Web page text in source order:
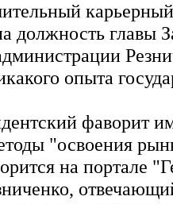
должность главы
опыта
фаворит
"освоения
на портале